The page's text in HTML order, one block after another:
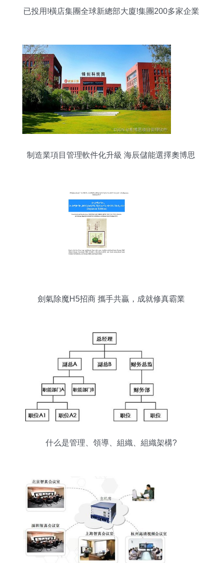
已投用!橫店集團全球新總部大廈!集團200多家企業
制造業項目管理軟件化升級 海辰儲能選擇奧博思
劍氣除魔H5招商 攜手共贏，成就修真霸業
什么是管理、領導、組織、組織架構?